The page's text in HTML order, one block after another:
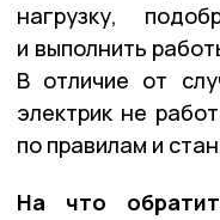
нагрузку,
и выполнить
В отличие от
электрик не
по правилам и
На что